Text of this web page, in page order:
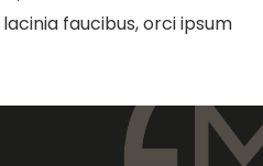
faucibus, orci ipsum